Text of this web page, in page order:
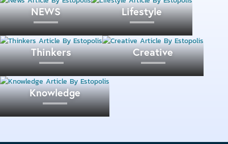
เปิดประตูเข้าไป เราจะเจอกับโต๊ะที่นั่งหลากหลายมุม
NEWS Lifestyle
Thinkers Creative
Knowledge